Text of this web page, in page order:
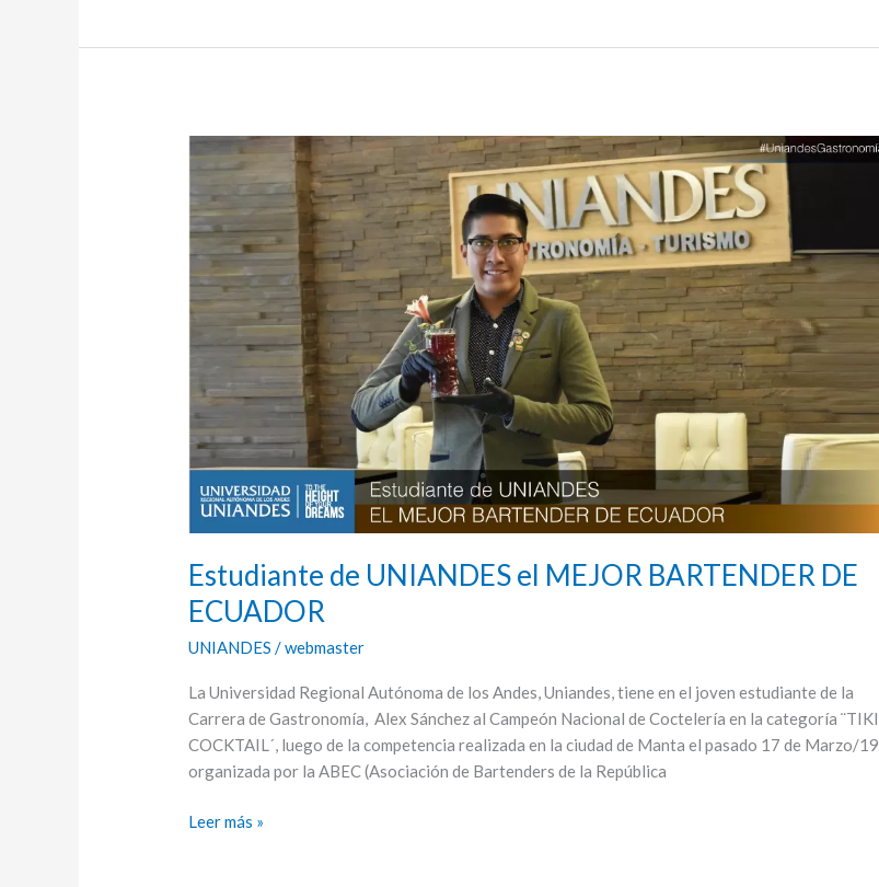
Estudiante de UNIANDES el MEJOR BARTENDER DE
ECUADOR
UNIANDES /webmaster
La Universidad Regional Autónoma de los Andes, Uniandes, tiene en el joven estudiante de la
Carrera de Gastronomía, Alex Sánchez al Campeón Nacional de Coctelería en la categoría ¨TIKI
COCKTAIL´, luego de la competencia realizada en la ciudad de Manta el pasado 17 de Marzo/19,
organizada por la ABEC (Asociación de Bartenders de la República
Estudiante
de
UNIANDES
el
MEJOR
BARTENDER
DE
ECUADOR
Leer más »